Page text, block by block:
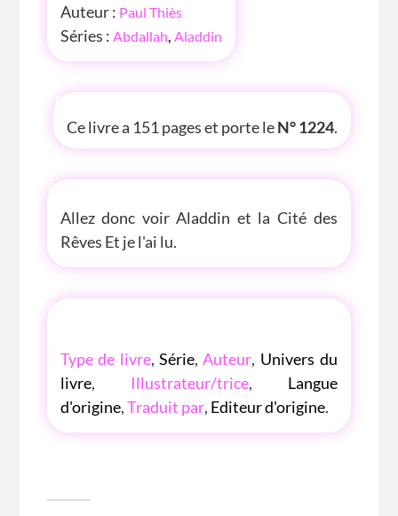
Auteur : Paul Thiès
Séries : Abdallah Aladdin
P'TITE INFOS
Ce livre a 151 pages et porte leN° 1224.
P'TITE ANECDOTE
Allez donc voir Aladdin et la Cité des
Rêves Et je l'ai lu.
LES P'TITES LISTES DES BIBLIOTHÈQUE
Type de livre, Série, Auteur, Univers du
livre, Illustrateur/trice, Langue
d'origine,Traduit par, Editeur d'origine.